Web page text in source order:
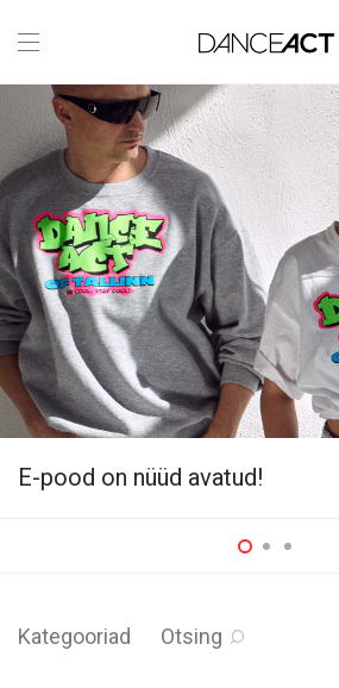
E-pood on nüüd avatud!
Kategooriad Otsing